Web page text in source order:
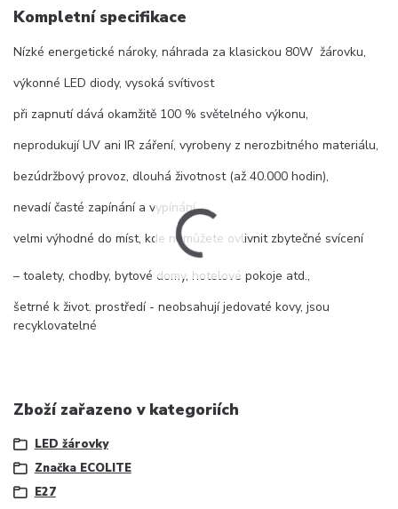
Kompletní specifikace
Nízké energetické nároky, náhrada za klasickou 80W žárovku,
výkonné LED diody, vysoká svítivost
při zapnutí dává okamžitě 100 % světelného výkonu,
neprodukují UV ani IR záření, vyrobeny z nerozbitného materiálu,
bezúdržbový provoz, dlouhá životnost (až 40.000 hodin),
nevadí časté zapínání a vypínání
velmi výhodné do míst, kde nemůžete ovlivnit zbytečné svícení
– toalety, chodby, bytové domy, hotelové pokoje atd.,
šetrné k život. prostředí - neobsahují jedovaté kovy, jsou
recyklovatelné
Zboží zařazeno v kategoriích
LED žárovky
Značka ECOLITE
E27